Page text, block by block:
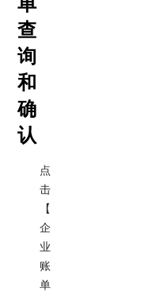
查
询
和
确
认
点
击
【
企
业
账
单